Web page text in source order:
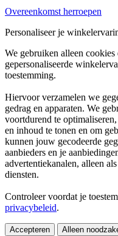
Overeenkomst herroepen
Personaliseer je
We gebruiken alleen cookies
gepersonaliseerde
toestemming.
Hiervoor verzamelen we
gedrag en apparaten. We
voortdurend te
en inhoud te tonen en om
kunnen jouw gecodeerde
aanbieders en je
advertentiekanalen, alleen
diensten.
Controleer voordat je
privacybeleid.
Accepteren Alleen